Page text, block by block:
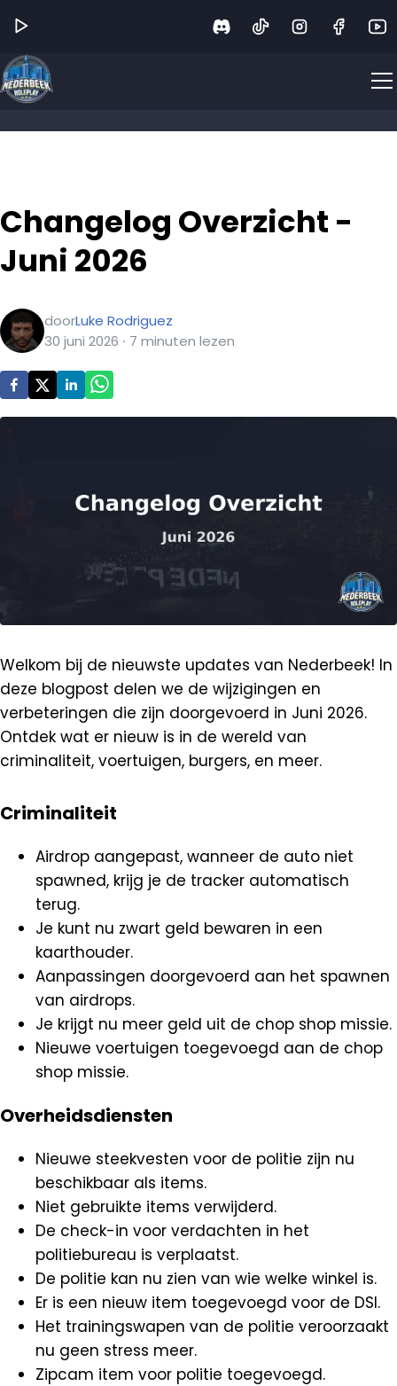
Changelog Overzicht -
Juni 2026
doorLuke Rodriguez
30 juni 2026 ∙ 7 minuten lezen
Welkom bij de nieuwste updates van Nederbeek! In
deze blogpost delen we de wijzigingen en
verbeteringen die zijn doorgevoerd in Juni 2026.
Ontdek wat er nieuw is in de wereld van
criminaliteit, voertuigen, burgers, en meer.
Criminaliteit
Airdrop aangepast, wanneer de auto niet
spawned, krijg je de tracker automatisch
terug.
Je kunt nu zwart geld bewaren in een
kaarthouder.
Aanpassingen doorgevoerd aan het spawnen
van airdrops.
Je krijgt nu meer geld uit de chop shop missie.
Nieuwe voertuigen toegevoegd aan de chop
shop missie.
Overheidsdiensten
Nieuwe steekvesten voor de politie zijn nu
beschikbaar als items.
Niet gebruikte items verwijderd.
De check-in voor verdachten in het
politiebureau is verplaatst.
De politie kan nu zien van wie welke winkel is.
Er is een nieuw item toegevoegd voor de DSI.
Het trainingswapen van de politie veroorzaakt
nu geen stress meer.
Zipcam item voor politie toegevoegd.